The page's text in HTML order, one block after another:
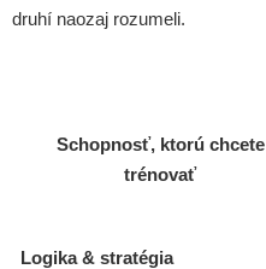
druhí naozaj rozumeli.
Schopnosť, ktorú chcete
trénovať
Logika & stratégia